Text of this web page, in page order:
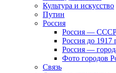
Культура и искусство
Путин
Россия
Россия —
Россия до 1917
Россия —
Фото городов
Связь